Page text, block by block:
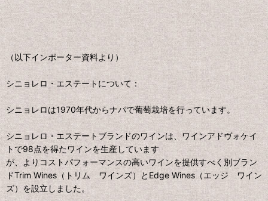
（以下インポーター資料より）
シニョレロ・エステートについて：
シニョレロは1970年代からナパで葡萄栽培を行っています。
シニョレロ・エステートブランドのワインは、ワインアドヴォケイ
トで98点を得たワインを生産しています
が、よりコストパフォーマンスの高いワインを提供すべく別ブラン
ドTrim Wines（トリム ワインズ）とEdge Wines（エッジ ワイン
ズ）を設立しました。